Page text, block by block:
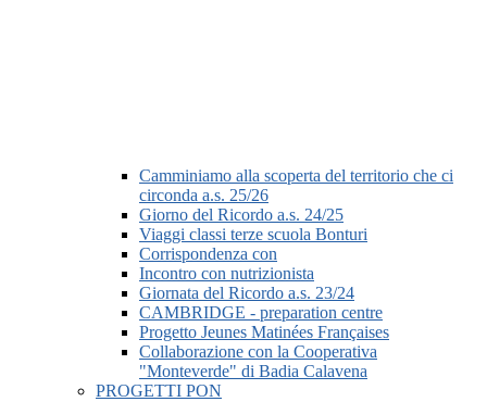
Camminiamo alla scoperta del territorio che ci
circonda a.s. 25/26
Giorno del Ricordo a.s. 24/25
Viaggi classi terze scuola Bonturi
Corrispondenza con
Incontro con nutrizionista
Giornata del Ricordo a.s. 23/24
CAMBRIDGE - preparation centre
Progetto Jeunes Matinées Françaises
Collaborazione con la Cooperativa
"Monteverde" di Badia Calavena
PROGETTI PON